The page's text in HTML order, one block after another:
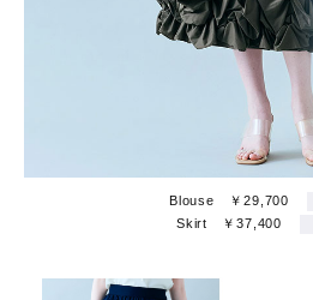
Blouse ￥29,700
Skirt ￥37,400